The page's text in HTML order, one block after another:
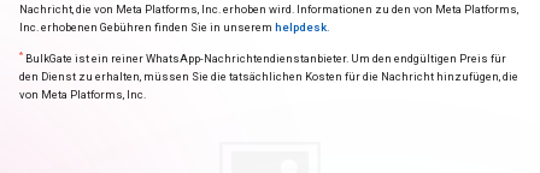
Nachricht, die von Meta Platforms, Inc. erhoben wird. Informationen zu den von Meta Platforms,
Inc. erhobenen Gebühren finden Sie in unserem helpdesk.
* BulkGate ist ein reiner WhatsApp-Nachrichtendienstanbieter. Um den endgültigen Preis für
den Dienst zu erhalten, müssen Sie die tatsächlichen Kosten für die Nachricht hinzufügen, die
von Meta Platforms, Inc.